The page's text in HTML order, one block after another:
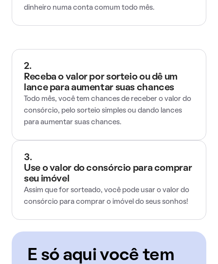
dinheiro numa conta comum todo mês.
2.
Receba o valor por sorteio ou dê um
lance para aumentar suas chances
Todo mês, você tem chances de receber o valor do
consórcio, pelo sorteio simples ou dando lances
para aumentar suas chances.
3.
Use o valor do consórcio para comprar
seu imóvel
Assim que for sorteado, você pode usar o valor do
consórcio para comprar o imóvel do seus sonhos!
E só aqui você tem